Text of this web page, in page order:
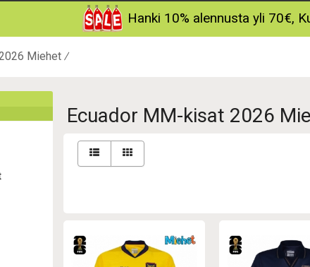
Hanki 10% alennusta yli 70€,
Miehet
Ecuador MM-kisat 2026